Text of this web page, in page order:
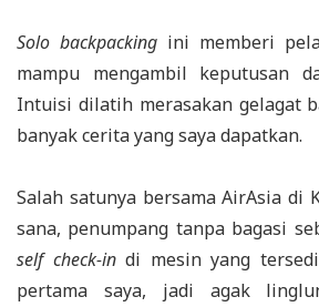
Solo backpacking ini memberi
mampu mengambil keputusan
Intuisi dilatih merasakan gelagat
banyak cerita yang saya dapatkan.
Salah satunya bersama AirAsia di
sana, penumpang tanpa bagasi
self check-indi mesin yang
pertama saya, jadi agak